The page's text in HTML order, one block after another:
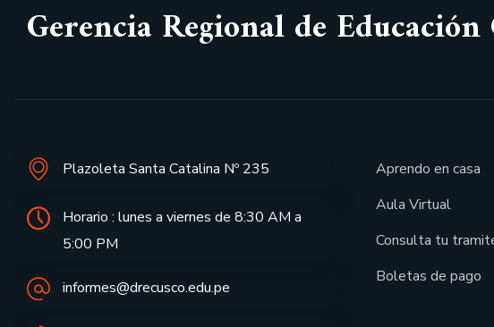
Gerencia Regional de Educación
Plazoleta Santa Catalina Nº 235
Horario : lunes a viernes de 8:30 AM a
5:00 PM
informes@drecusco.edu.pe
Aprendo en casa
Aula Virtual
Consulta tu
Boletas de pago